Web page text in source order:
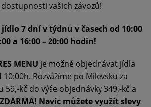
vašich závozů!
7 dní v týdnu v časech od 10:00
a 16:00 – 20:00 hodin!
MENU je možné objednávat jídla
10:00h. Rozvážíme po Milevsku za
59,-kč do výše objednávky 349,-kč a
ZDARMA! Navíc můžete využít slevy